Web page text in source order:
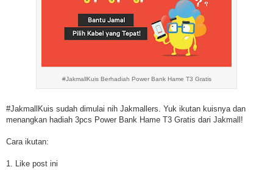
#JakmallKuis Berhadiah Power Bank Hame T3 Gratis
#JakmallKuis sudah dimulai nih Jakmallers. Yuk ikutan kuisnya dan
menangkan hadiah 3pcs Power Bank Hame T3 Gratis dari Jakmall!
Cara ikutan:
1. Like post ini